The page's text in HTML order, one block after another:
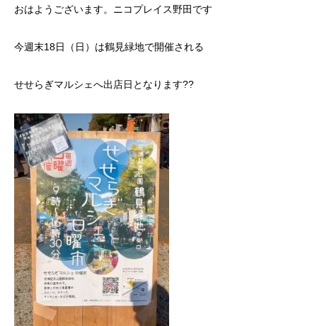
おはようございます。ニコプレイス野田です
今週末18日（日）は鶴見緑地で開催される
せせらぎマルシェへ出店日となります??